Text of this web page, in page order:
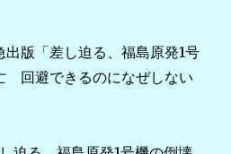
版「差し迫る、福島原発1号
回避できるのになぜしない